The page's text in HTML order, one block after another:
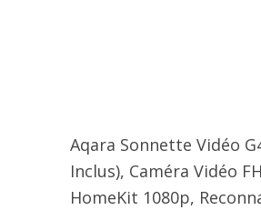
Aqara Sonnette Vidéo
Inclus), Caméra Vidéo
HomeKit 1080p,